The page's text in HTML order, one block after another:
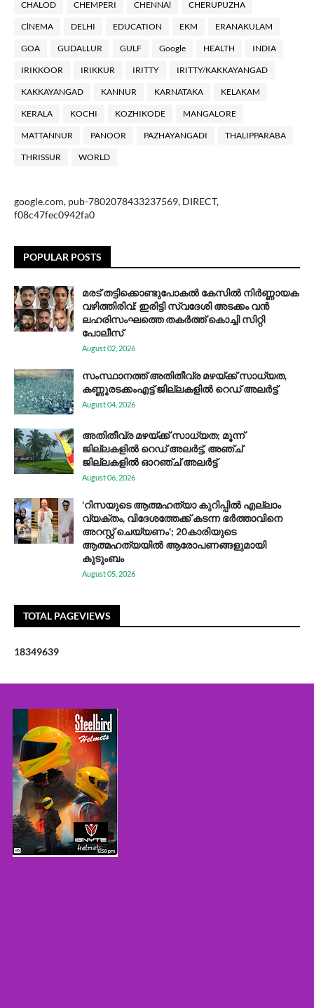
CHALOD CHEMPERI CHENNAl CHERUPUZHA
ClNEMA DELHI EDUCATION EKM ERANAKULAM
GOA GUDALLUR GULF Google HEALTH INDIA
IRIKKOOR IRIKKUR IRITTY IRITTY/KAKKAYANGAD
KAKKAYANGAD KANNUR KARNATAKA KELAKAM
KERALA KOCHI KOZHIKODE MANGALORE
MATTANNUR PANOOR PAZHAYANGADI THALIPPARABA
THRISSUR WORLD
google.com, pub-7802078433237569, DIRECT,
f08c47fec0942fa0
POPULAR POSTS
മരട് തട്ടിക്കൊണ്ടുപോകൽ കേസിൽ നിർണ്ണായക
വഴിത്തിരിവ്: ഇരിട്ടി സ്വദേശി അടക്കം വൻ
ലഹരിസംഘത്തെ തകർത്ത് കൊച്ചി സിറ്റി
പോലീസ്
August 02, 2026
സം​സ്ഥാ​ന​ത്ത് അ​തി​തീ​വ്ര മ​ഴ​യ്ക്ക് സാ​ധ്യ​ത,
കണ്ണൂരടക്കംഎ​ട്ട് ജി​ല്ല​ക​ളി​ൽ റെ​ഡ് അ​ലർ​ട്ട്
August 04, 2026
അതിതീവ്ര മഴയ്ക്ക് സാധ്യത; മൂന്ന്
ജില്ലകളിൽ റെഡ് അലർട്ട്, അഞ്ച്
ജില്ലകളിൽ ഓറഞ്ച് അലർട്ട്
August 06, 2026
'റിസയുടെ ആത്മഹത്യാ കുറിപ്പിൽ എല്ലാം
വ്യക്തം, വിദേശത്തേക്ക് കടന്ന ഭർത്താവിനെ
അറസ്റ്റ് ചെയ്യണം'; 20കാരിയുടെ
ആത്മഹത്യയിൽ ആരോപണങ്ങളുമായി
കുടുംബം
August 05, 2026
TOTAL PAGEVIEWS
18349639